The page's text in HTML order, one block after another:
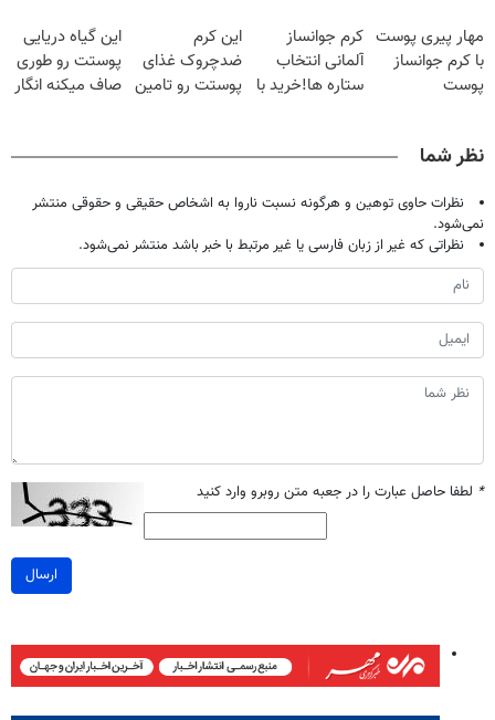
پاییزی
مهار پیری پوست
با کرم جوانساز
پوست
کرم جوانساز
آلمانی انتخاب
ستاره ها!خرید با
این کرم
ضدچروک غذای
پوستت رو تامین
این گیاه دریایی
پوستت رو طوری
صاف میکنه انگار
نظر شما
نظرات حاوی توهین و هرگونه نسبت ناروا به اشخاص حقیقی و حقوقی منتشر
نمی‌شود.
نظراتی که غیر از زبان فارسی یا غیر مرتبط با خبر باشد منتشر نمی‌شود.
* لطفا حاصل عبارت را در جعبه متن روبرو وارد کنید
ارسال